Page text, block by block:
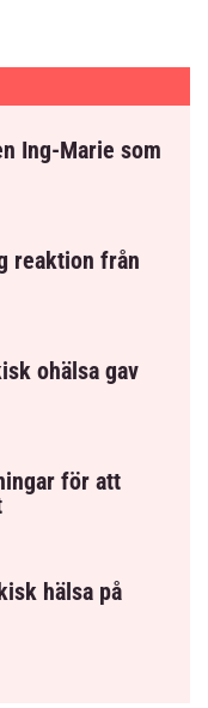
Ing-Marie som
reaktion från
ohälsa gav
för att
hälsa på